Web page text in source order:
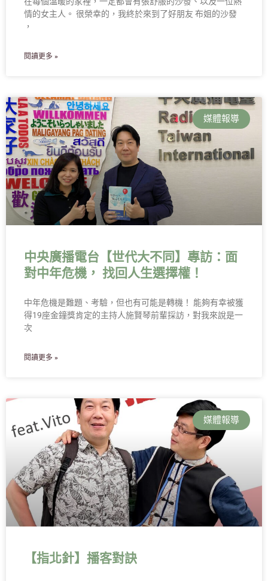
情的女主人。 很榮幸的，我終於來到了好朋友 布姐的沙發
，
閱讀更多 »
媒體報導
中央廣播電台【世代大不同】專訪：面
對中年危機， 找回人生選擇權！
中年危機是難題、考驗，但也有可能是轉機！ 能夠有幸被獲
得19座金鐘獎肯定的主持人施賢琴前輩採訪，對我來說是一
次
閱讀更多 »
媒體報導
【指北針】播客對訣